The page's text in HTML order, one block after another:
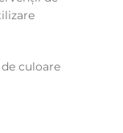
culoare